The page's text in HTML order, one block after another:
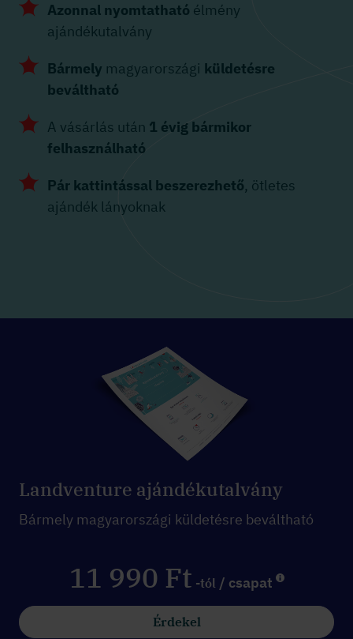
Azonnal nyomtatható élmény
ajándékutalvány
Bármely magyarországi küldetésre
beváltható
A vásárlás után 1 évig bármikor
felhasználható
Pár kattintással beszerezhető, ötletes
ajándék lányoknak
Landventure ajándékutalvány
Bármely magyarországi küldetésre beváltható
11 990 Ft -tól / csapat
Érdekel